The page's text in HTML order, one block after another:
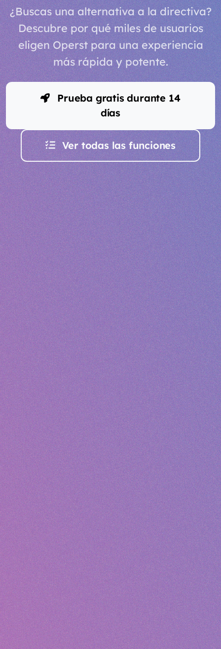
¿Buscas una alternativa a la directiva?
Descubre por qué miles de usuarios
eligen Operst para una experiencia
más rápida y potente.
Prueba gratis durante 14
días
Ver todas las funciones